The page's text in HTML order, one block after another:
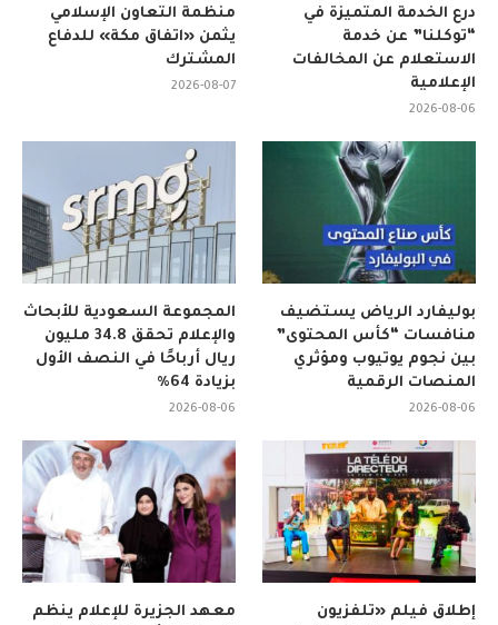
منظمة التعاون الإسلامي
يثمن «اتفاق مكة» للدفاع
المشترك
2026-08-07
درع الخدمة المتميزة في
“توكلنا” عن خدمة
الاستعلام عن المخالفات
الإعلامية
2026-08-06
المجموعة السعودية للأبحاث
والإعلام تحقق 34.8 مليون
ريال أرباحًا في النصف الأول
بزيادة 64%
2026-08-06
بوليفارد الرياض يستضيف
منافسات “كأس المحتوى”
بين نجوم يوتيوب ومؤثري
المنصات الرقمية
2026-08-06
معهد الجزيرة للإعلام ينظم
إطلاق فيلم «تلفزيون